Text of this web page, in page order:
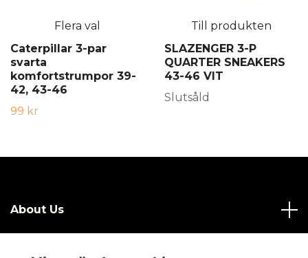
Flera val
Caterpillar 3-par
svarta
komfortstrumpor 39-
42, 43-46
99 kr
Till produkten
SLAZENGER 3-P
QUARTER SNEAKERS
43-46 VIT
Slutsåld
About Us